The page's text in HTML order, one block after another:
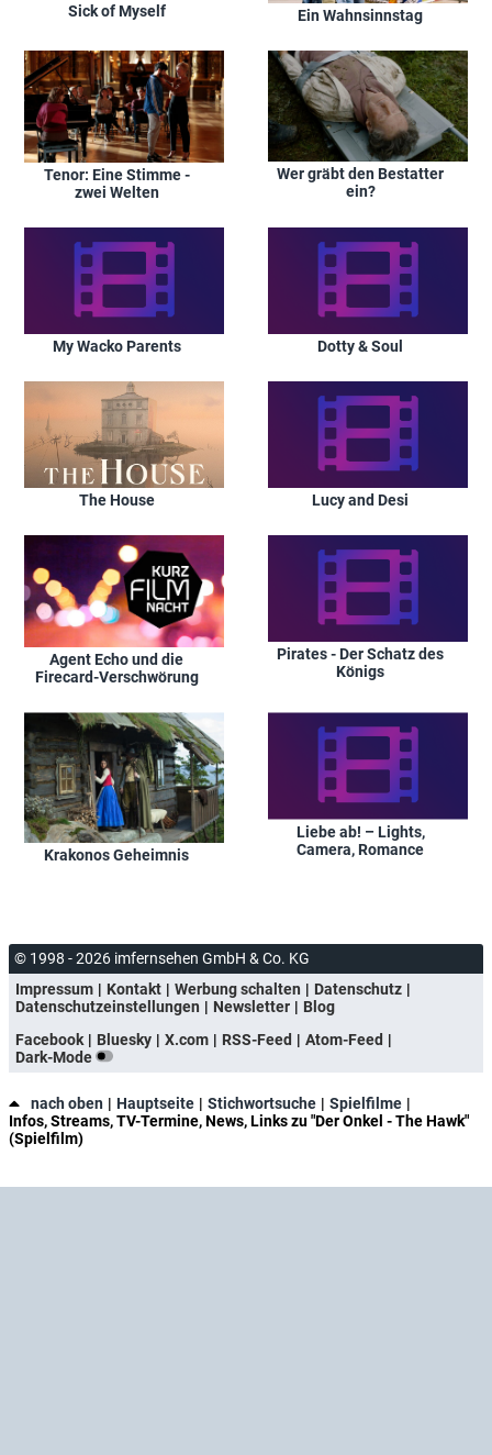
Sick of Myself Ein Wahnsinnstag
Tenor: Eine Stimme -
zwei Welten
Wer gräbt den Bestatter
ein?
My Wacko Parents Dotty & Soul
The House Lucy and Desi
Agent Echo und die
Firecard-Verschwörung
Pirates - Der Schatz des
Königs
Krakonos Geheimnis
Liebe ab! – Lights,
Camera, Romance
© 1998 - 2026 imfernsehen GmbH & Co. KG
Impressum
Kontakt Werbung schalten
Datenschutz
Datenschutzeinstellungen
Newsletter
Blog
Facebook
Bluesky X.com RSS-Feed
Atom-Feed
Dark-Mode
nach oben Hauptseite Stichwortsuche
Spielfilme
Infos, Streams, TV-Termine, News, Links zu "Der Onkel - The Hawk"
(Spielfilm)